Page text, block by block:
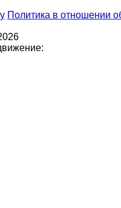
Политика в отношении